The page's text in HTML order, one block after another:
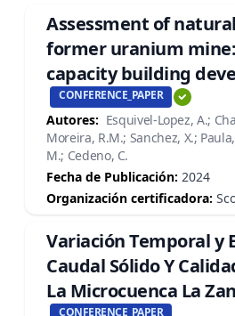
Assessment of
former uranium
capacity building
CONFERENCE_PAPER
Autores: Esquivel-Lopez, A.;
Moreira, R.M.; Sanchez, X.;
M.; Cedeno, C.
Fecha de Publicación: 2024
Organización certificadora:
Variación Temporal y
Caudal Sólido Y
La Microcuenca La
CONFERENCE_PAPER